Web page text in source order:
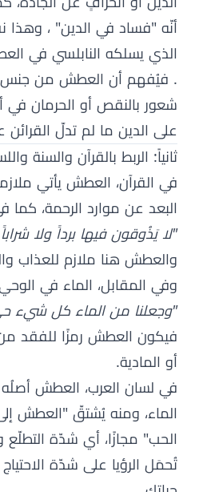
أنّه "فساد في الدين" ، وهذا
الذي يسلكه النابلسي في
. فيُفهم أن العطش من جنس
شعور بالنقص أو الحرمان في
على الدين ما لم تدلّ
ثانياً: الربط بالقرآن والسنة
في القرآن، العطش يأتي
البعد عن موارد الرحمة،
"لا يَذُوقون فيها برداً ولا
والعطش هنا ملازم للعذاب
وفي المقابل، الماء في
"وجعلنا من الماء كل شيء
فيكون العطش رمزًا للفقد من
أو المادية.
في لسان العرب، العطش
الماء، ومنه يُشتقّ "العطش
الحب" مجازًا، أي شدّة التطلّع
تُحمَل الرؤيا على شدّة